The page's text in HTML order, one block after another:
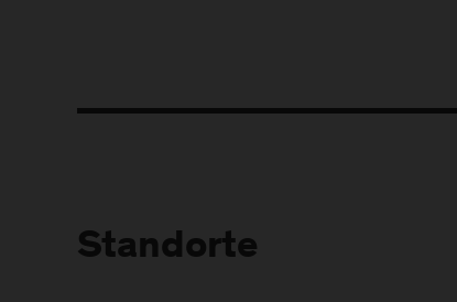
Standorte